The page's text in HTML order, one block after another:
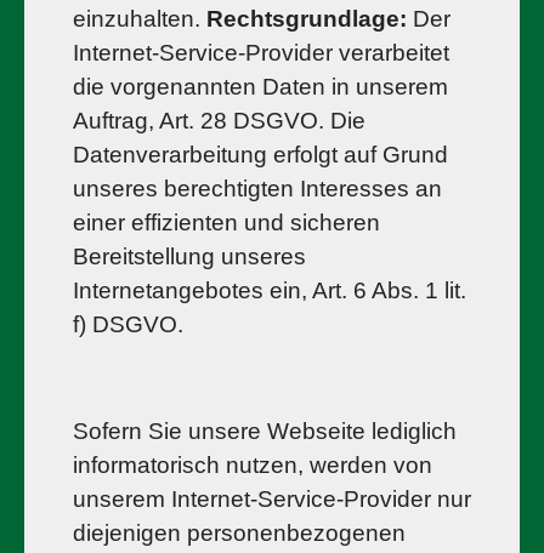
einzuhalten. Rechtsgrundlage: Der
Internet-Service-Provider verarbeitet
die vorgenannten Daten in unserem
Auftrag, Art. 28 DSGVO. Die
Datenverarbeitung erfolgt auf Grund
unseres berechtigten Interesses an
einer effizienten und sicheren
Bereitstellung unseres
Internetangebotes ein, Art. 6 Abs. 1 lit.
f) DSGVO.
Sofern Sie unsere Webseite lediglich
informatorisch nutzen, werden von
unserem Internet-Service-Provider nur
diejenigen personenbezogenen